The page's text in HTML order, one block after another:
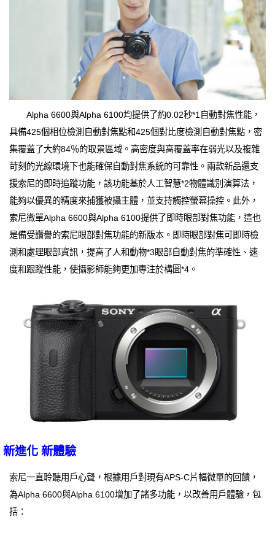
Alpha 6600與Alpha 6100均提供了約0.02秒*1自動對焦性能，
具備425個相位檢測自動對焦點和425個對比度檢測自動對焦點，密
集覆蓋了大約84％的取景區域。高密度與高覆蓋率在弱光以及複雜
苛刻的光線環境下也能確保自動對焦系統的可靠性。兩款新品還支
援索尼的即時追蹤功能，該功能基於人工智慧*2物體識別演算法，
能夠以優異的精度來捕獲被攝主體，並支持觸控螢幕操控。此外，
索尼微單Alpha 6600與Alpha 6100提供了即時眼部對焦功能，這也
是備受讚譽的索尼眼部對焦功能的新版本。即時眼部對焦可即時檢
測和處理眼部資訊，提高了人和動物*3眼部自動對焦的準確性、速
度和跟蹤性能，使攝影師能夠更加專注於構圖*4。
新進化 新體驗
索尼一直聆聽用戶心聲，根據用戶對現有APS-C片幅微單的回饋，
為Alpha 6600與Alpha 6100增加了諸多功能，以改善用戶體驗，包
括：